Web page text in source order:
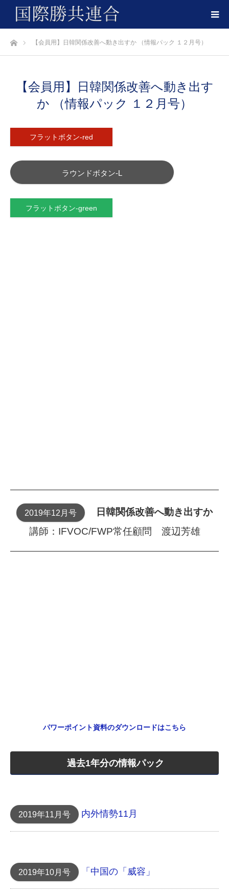
ホーム 【会員用】日韓関係改善へ動き出すか （情報パック １２月号）
【会員用】日韓関係改善へ動き出す
か （情報パック １２月号）
フラットボタン-red
ラウンドボタン-L
フラットボタン-green
2019年12月号
日韓関係改善へ動き出すか
講師：IFVOC/FWP常任顧問 渡辺芳雄
パワーポイント資料のダウンロードはこちら
過去1年分の情報パック
2019年11月号 内外情勢11月
2019年10月号 「中国の「威容」